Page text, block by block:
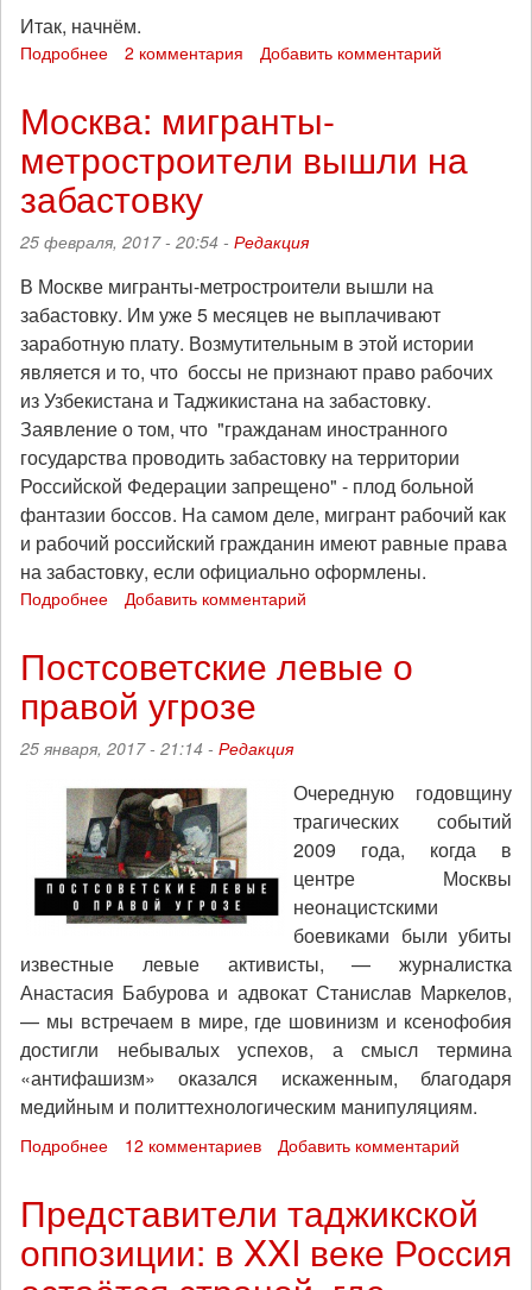
Итак, начнём.
Подробнее
и
эпизод
2
(8
мая
2 комментария Добавить комментарий
Москва: мигранты-
метростроители вышли на
забастовку
25 февраля, 2017 - 20:54 - Редакция
В Москве мигранты-метростроители вышли на
забастовку. Им уже 5 месяцев не выплачивают
заработную плату. Возмутительным в этой истории
является и то, что боссы не признают право рабочих
из Узбекистана и Таджикистана на забастовку.
Заявление о том, что "гражданам иностранного
государства проводить забастовку на территории
Российской Федерации запрещено" - плод больной
фантазии боссов. На самом деле, мигрант рабочий как
и рабочий российский гражданин имеют равные права
на забастовку, если официально оформлены.
Подробнее
метростроители
вышли
на
забастовку
Добавить комментарий
Постсоветские левые о
правой угрозе
25 января, 2017 - 21:14 - Редакция
Очередную годовщину
трагических событий
2009 года, когда в
центре Москвы
неонацистскими
боевиками были убиты
известные левые активисты, — журналистка
Анастасия Бабурова и адвокат Станислав Маркелов,
— мы встречаем в мире, где шовинизм и ксенофобия
достигли небывалых успехов, а смысл термина
«антифашизм» оказался искаженным, благодаря
медийным и политтехнологическим манипуляциям.
Подробнее
о
угрозе
12 комментариев Добавить комментарий
Представители таджикской
оппозиции: в XXI веке Россия